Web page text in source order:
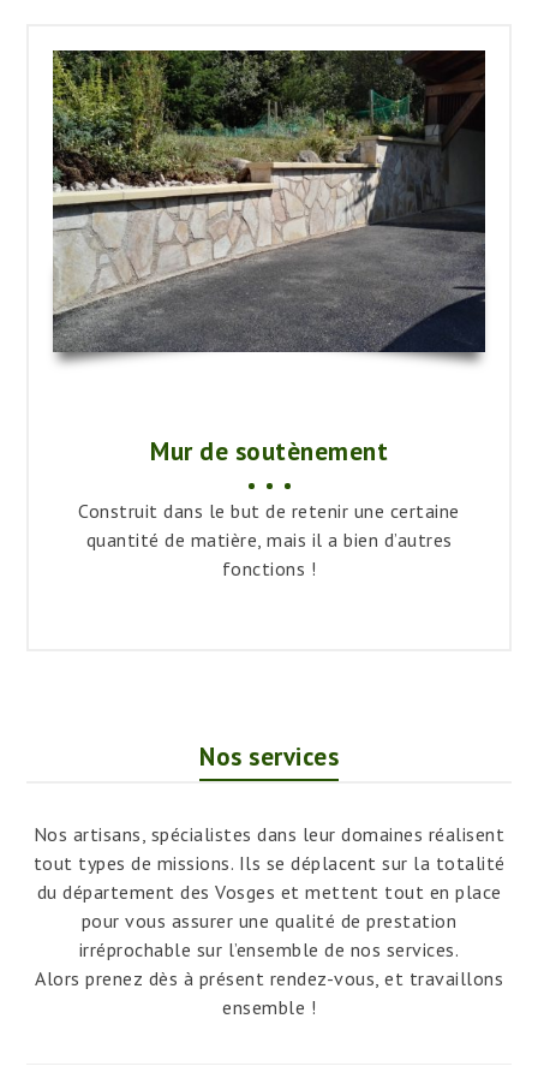
Mur de soutènement
Construit dans le but de retenir une certaine
quantité de matière, mais il a bien d’autres
fonctions !
Nos services
Nos artisans, spécialistes dans leur domaines réalisent
tout types de missions. Ils se déplacent sur la totalité
du département des Vosges et mettent tout en place
pour vous assurer une qualité de prestation
irréprochable sur l’ensemble de nos services.
Alors prenez dès à présent rendez-vous, et travaillons
ensemble !